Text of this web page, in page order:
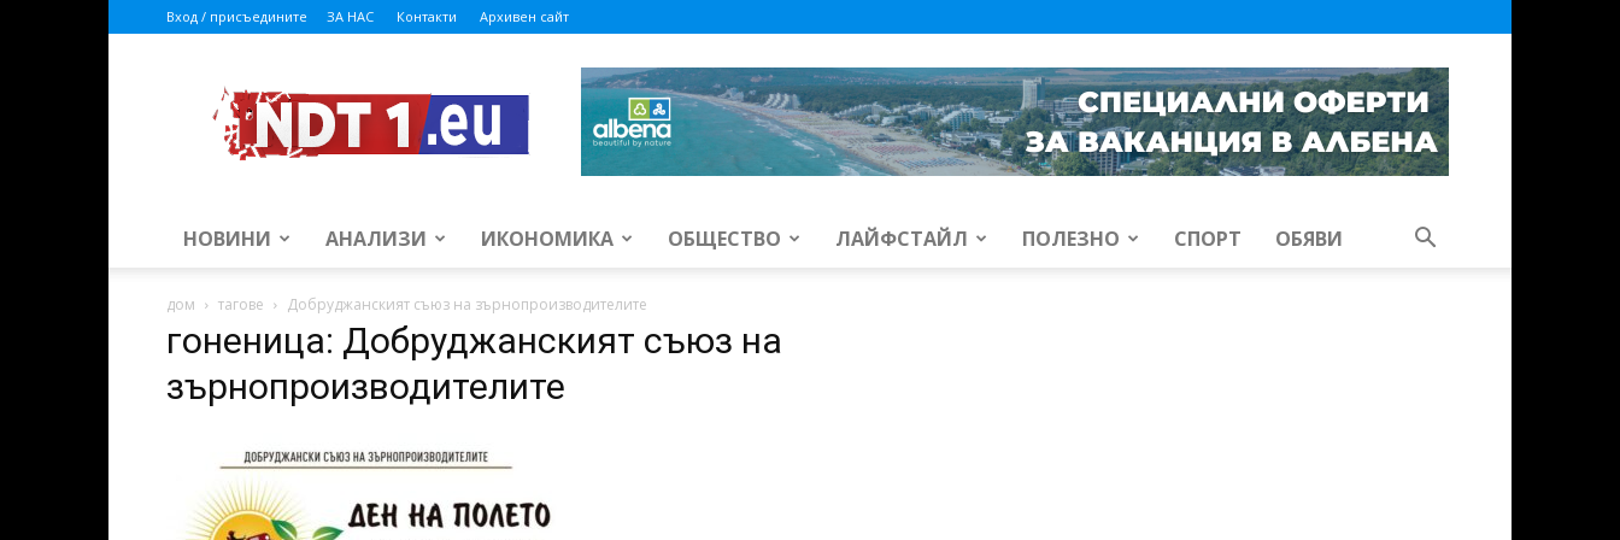
Вход / присъедините ЗА НАС Контакти Архивен сайт
НОВИНИ АНАЛИЗИ ИКОНОМИКА ОБЩЕСТВО ЛАЙФСТАЙЛ ПОЛЕЗНО СПОРТ ОБЯВИ
дом тагове Добруджанският съюз на зърнопроизводителите
гоненица: Добруджанският съюз на
зърнопроизводителите